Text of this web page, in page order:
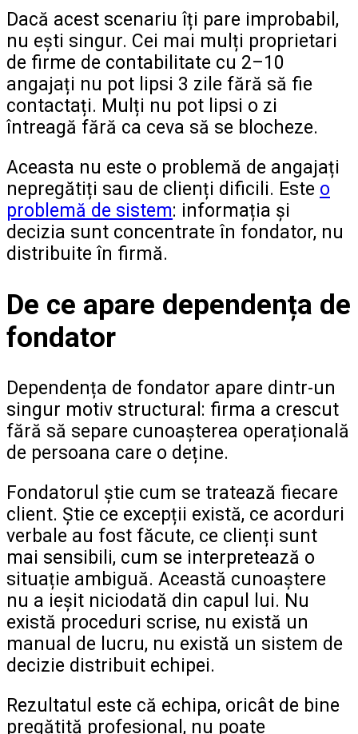
Dacă acest scenariu îți pare improbabil,
nu ești singur. Cei mai mulți proprietari
de firme de contabilitate cu 2–10
angajați nu pot lipsi 3 zile fără să fie
contactați. Mulți nu pot lipsi o zi
întreagă fără ca ceva să se blocheze.
Aceasta nu este o problemă de angajați
nepregătiți sau de clienți dificili. Este o
problemă de sistem: informația și
decizia sunt concentrate în fondator, nu
distribuite în firmă.
De ce apare dependența de
fondator
Dependența de fondator apare dintr-un
singur motiv structural: firma a crescut
fără să separe cunoașterea operațională
de persoana care o deține.
Fondatorul știe cum se tratează fiecare
client. Știe ce excepții există, ce acorduri
verbale au fost făcute, ce clienți sunt
mai sensibili, cum se interpretează o
situație ambiguă. Această cunoaștere
nu a ieșit niciodată din capul lui. Nu
există proceduri scrise, nu există un
manual de lucru, nu există un sistem de
decizie distribuit echipei.
Rezultatul este că echipa, oricât de bine
pregătită profesional, nu poate